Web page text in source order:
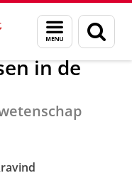
Menu
en
zoeken
in de